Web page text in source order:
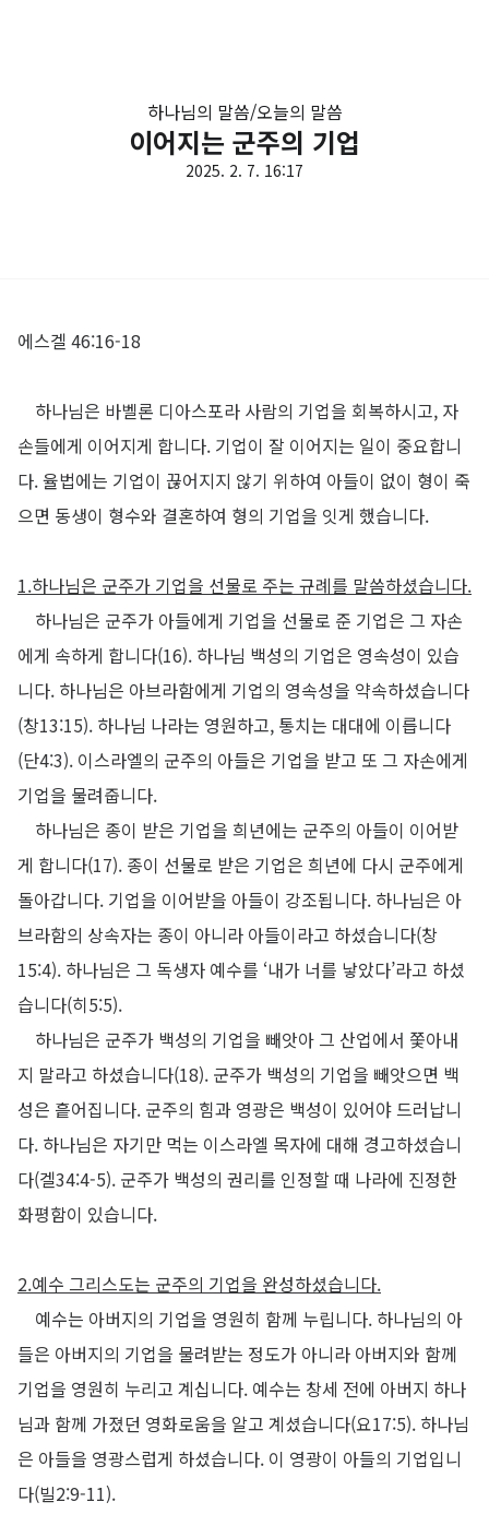
하나님의 말씀/오늘의 말씀
이어지는 군주의 기업
2025. 2. 7. 16:17
에스겔 46:16-18
하나님은 바벨론 디아스포라 사람의 기업을 회복하시고, 자
손들에게 이어지게 합니다. 기업이 잘 이어지는 일이 중요합니
다.율법에는 기업이 끊어지지 않기 위하여 아들이 없이 형이 죽
으면 동생이 형수와 결혼하여 형의 기업을 잇게 했습니다.
1.하나님은 군주가 기업을 선물로 주는 규례를 말씀하셨습니다.
하나님은 군주가 아들에게 기업을 선물로 준 기업은 그 자손
에게 속하게 합니다(16). 하나님 백성의 기업은 영속성이 있습
니다. 하나님은 아브라함에게 기업의 영속성을 약속하셨습니다
(창13:15). 하나님 나라는 영원하고, 통치는 대대에 이릅니다
(단4:3). 이스라엘의 군주의 아들은 기업을 받고 또 그 자손에게
기업을 물려줍니다.
하나님은 종이 받은 기업을 희년에는 군주의 아들이 이어받
게 합니다(17). 종이 선물로 받은 기업은 희년에 다시 군주에게
돌아갑니다. 기업을 이어받을 아들이 강조됩니다. 하나님은 아
브라함의 상속자는 종이 아니라 아들이라고 하셨습니다(창
15:4). 하나님은 그 독생자 예수를 ‘내가 너를 낳았다’라고 하셨
습니다(히5:5).
하나님은 군주가 백성의 기업을 빼앗아 그 산업에서 쫓아내
지 말라고 하셨습니다(18). 군주가 백성의 기업을 빼앗으면 백
성은 흩어집니다. 군주의 힘과 영광은 백성이 있어야 드러납니
다. 하나님은 자기만 먹는 이스라엘 목자에 대해 경고하셨습니
다(겔34:4-5). 군주가 백성의 권리를 인정할 때 나라에 진정한
화평함이 있습니다.
2.예수 그리스도는 군주의 기업을 완성하셨습니다.
예수는 아버지의 기업을 영원히 함께 누립니다. 하나님의 아
들은 아버지의 기업을 물려받는 정도가 아니라 아버지와 함께
기업을 영원히 누리고 계십니다. 예수는 창세 전에 아버지 하나
님과 함께 가졌던 영화로움을 알고 계셨습니다(요17:5). 하나님
은 아들을 영광스럽게 하셨습니다. 이 영광이 아들의 기업입니
다(빌2:9-11).